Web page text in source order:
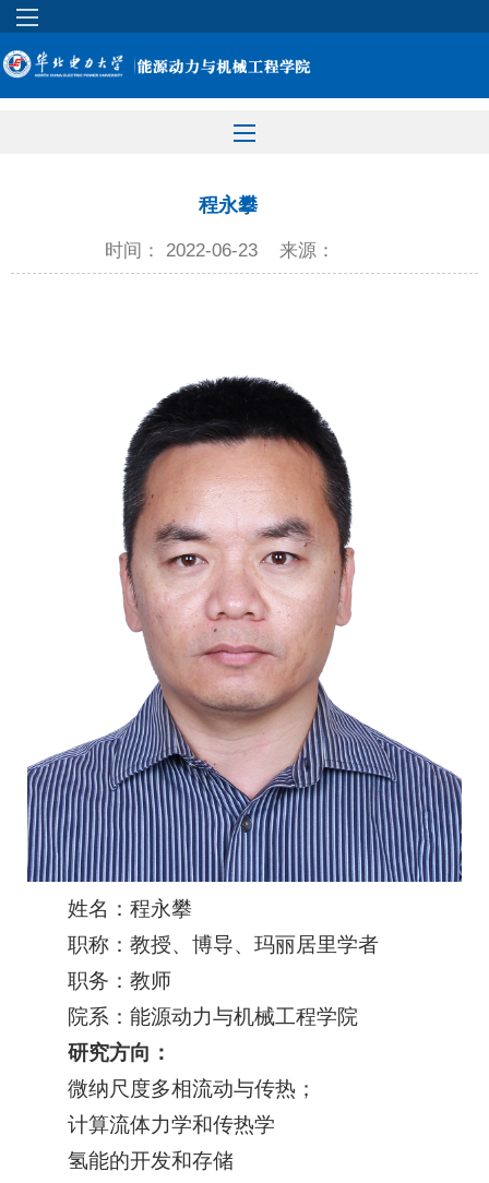
程永攀
时间： 2022-06-23 来源：
姓名：程永攀
职称：教授、博导、玛丽居里学者
职务：教师
院系：能源动力与机械工程学院
研究方向：
微纳尺度多相流动与传热；
计算流体力学和传热学
氢能的开发和存储